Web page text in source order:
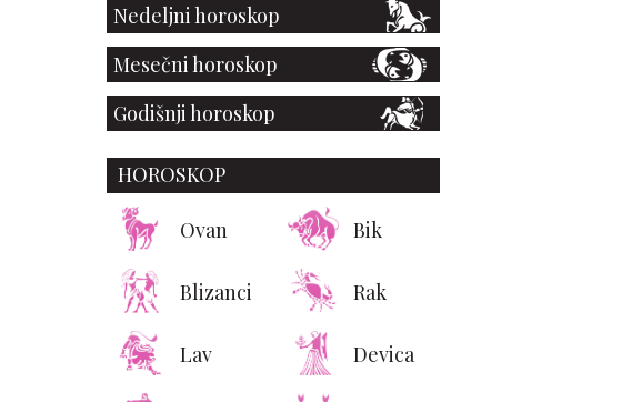
Nedeljni horoskop
Mesečni horoskop
Godišnji horoskop
HOROSKOP
Ovan Bik
Blizanci Rak
Lav Devica